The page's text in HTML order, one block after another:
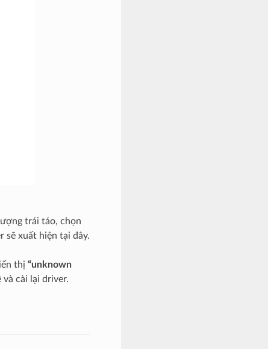
trái táo, chọn
sẽ xuất hiện tại đây.
thị “unknown
cài lại driver.